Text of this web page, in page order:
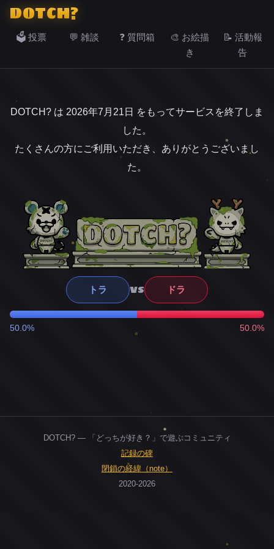
DOTCH?
🗳️ 投票 💬 雑談 ❓ 質問箱
🎨 お絵描
き
📝 活動報
告
DOTCH? は 2026年7月21日 をもってサービスを終了しま
した。
たくさんの方にご利用いただき、ありがとうございまし
た。
トラ VS ドラ
50.0% 50.0%
DOTCH? — 「どっちが好き？」で遊ぶコミュニティ
記録の碑
閉鎖の経緯（note）
2020-2026